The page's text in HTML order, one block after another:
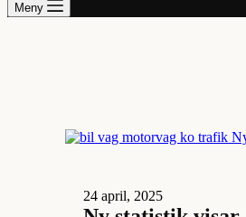
Meny
24 april, 2025